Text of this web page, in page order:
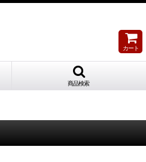
カート
商品検索